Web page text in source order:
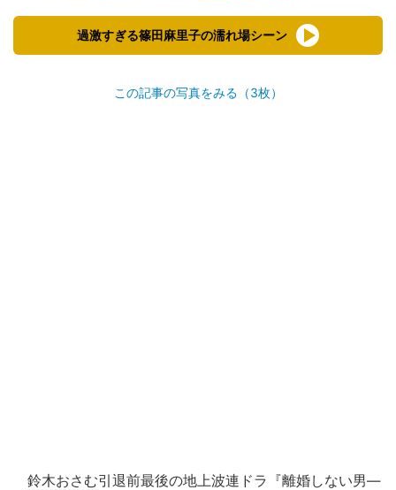
過激すぎる篠田麻里子の濡れ場シーン
この記事の写真をみる（3枚）
鈴木おさむ引退前最後の地上波連ドラ『離婚しない男―